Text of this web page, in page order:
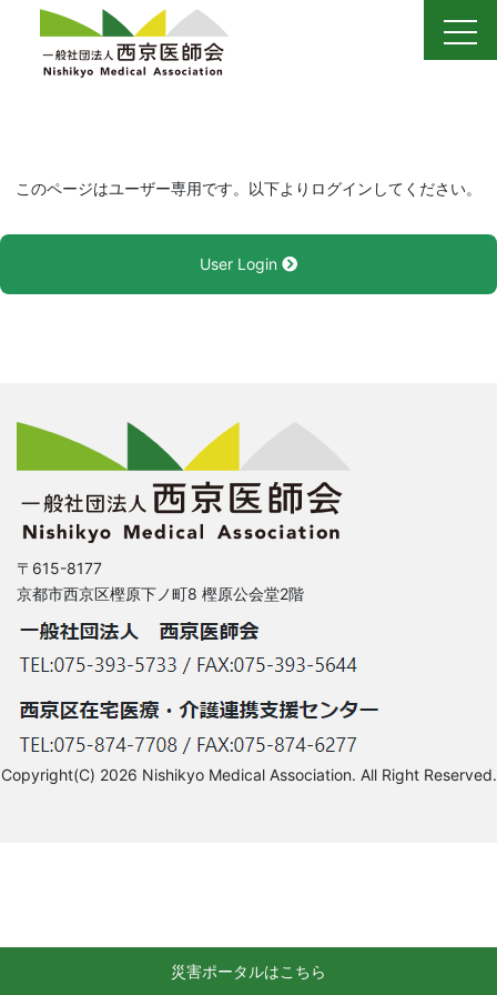
content
このページはユーザー専用です。以下よりログインしてください。
User Login
〒615-8177
京都市西京区樫原下ノ町8 樫原公会堂2階
Copyright(C) 2026 Nishikyo Medical Association. All Right Reserved.
災害ポータルはこちら